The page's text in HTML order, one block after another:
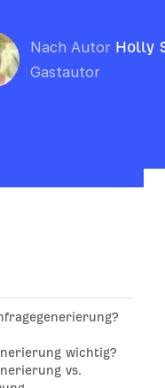
Nach Autor Holly
Gastautor
wichtig?
vs.